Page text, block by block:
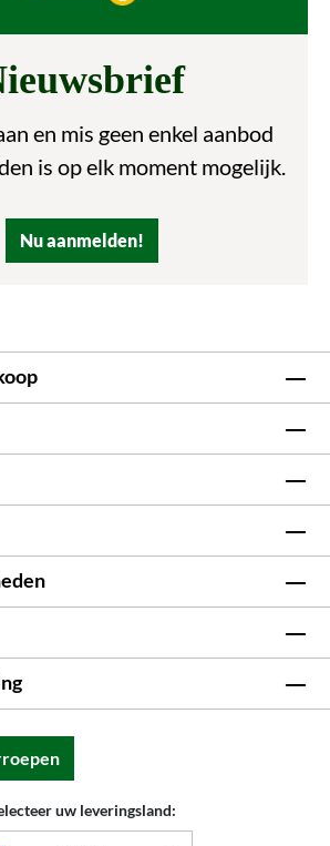
en mis geen enkel aanbod
is op elk moment mogelijk.
Nu aanmelden!
uw leveringsland: